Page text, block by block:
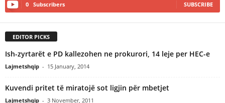
0 Subscribers SUBSCRIBE
EDITOR PICKS
Ish-zyrtarët e PD kallezohen ne prokurori, 14 leje per HEC-e
Lajmetshqip - 15 January, 2014
Kuvendi pritet të miratojë sot ligjin për mbetjet
Lajmetshqip - 3 November, 2011